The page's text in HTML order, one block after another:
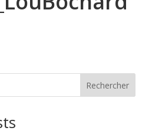
Rechercher